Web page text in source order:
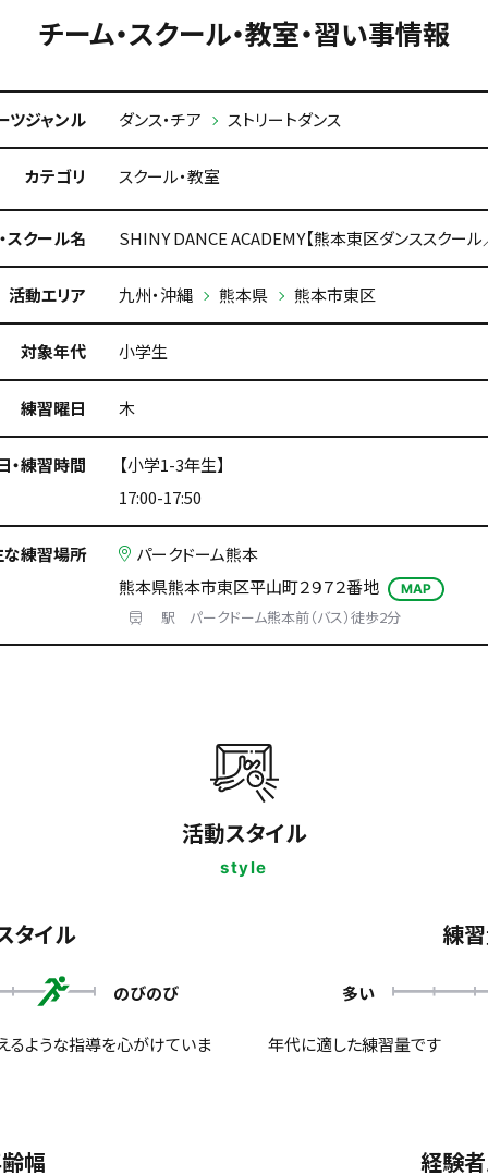
チーム・スクール・教室・習い事情報
ツジャンル ダンス・チア ストリートダンス
カテゴリ スクール・教室
スクール名 SHINY DANCE ACADEMY【熊本東区ダンススクール
活動エリア 九州・沖縄 熊本県 熊本市東区
対象年代 小学生
練習曜日 木
・練習時間
【小学1-3年生】
17:00-17:50
な練習場所
パークドーム熊本
熊本県熊本市東区平山町２９７２番地
MAP
駅 パークドーム熊本前（バス）徒歩2分
活動スタイル
style
タイル
のびのび
るような指導を心がけていま
練
多い
年代に適した練習量です
幅 経験